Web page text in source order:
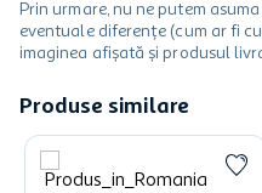
Prin urmare, nu ne putem
eventuale diferențe (cum ar fi
imaginea afișată și produsul
Produse similare